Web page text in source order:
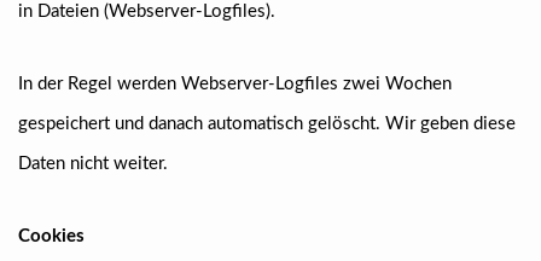
in Dateien (Webserver-Logfiles).
In der Regel werden Webserver-Logfiles zwei Wochen
gespeichert und danach automatisch gelöscht. Wir geben diese
Daten nicht weiter.
Cookies